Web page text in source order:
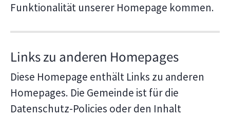
Funktionalität unserer Homepage kommen.
Links zu anderen Homepages
Diese Homepage enthält Links zu anderen
Homepages. Die Gemeinde ist für die
Datenschutz-Policies oder den Inhalt